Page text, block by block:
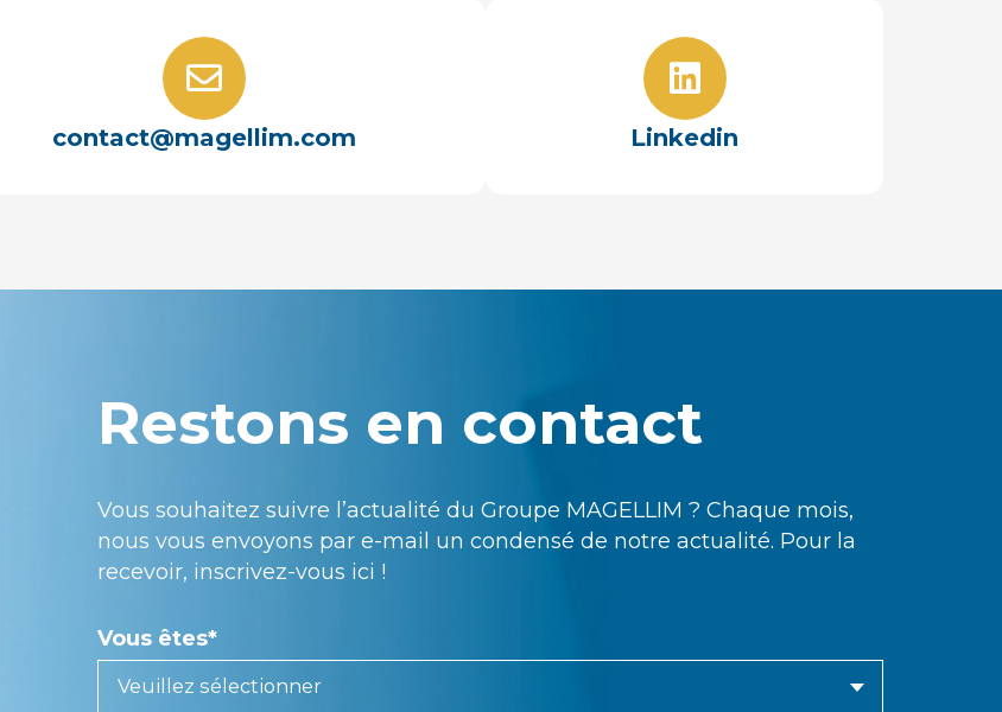
contact@magellim.com Linkedin
Restons en contact
Vous souhaitez suivre l’actualité du Groupe MAGELLIM ? Chaque mois,
nous vous envoyons par e-mail un condensé de notre actualité. Pour la
recevoir, inscrivez-vous ici !
Vous êtes*